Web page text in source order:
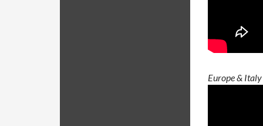
Europe & Italy